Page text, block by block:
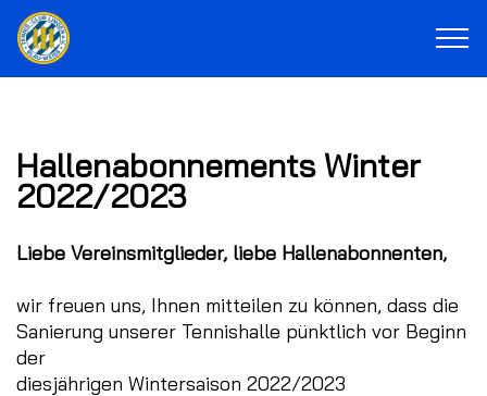
Hallenabonnements Winter
2022/2023
Liebe Vereinsmitglieder, liebe Hallenabonnenten,
wir freuen uns, Ihnen mitteilen zu können, dass die
Sanierung unserer Tennishalle pünktlich vor Beginn
der
diesjährigen Wintersaison 2022/2023